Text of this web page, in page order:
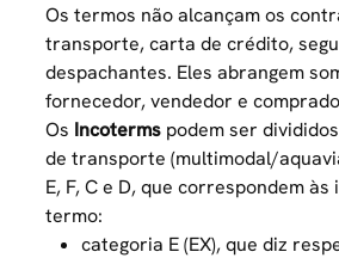
Os termos não alcançam os
transporte, carta de crédito,
despachantes. Eles abrangem
fornecedor, vendedor e
Os Incoterms podem ser
de transporte (multimodal/
E, F, C e D, que correspondem às
termo:
categoria E (EX), que diz